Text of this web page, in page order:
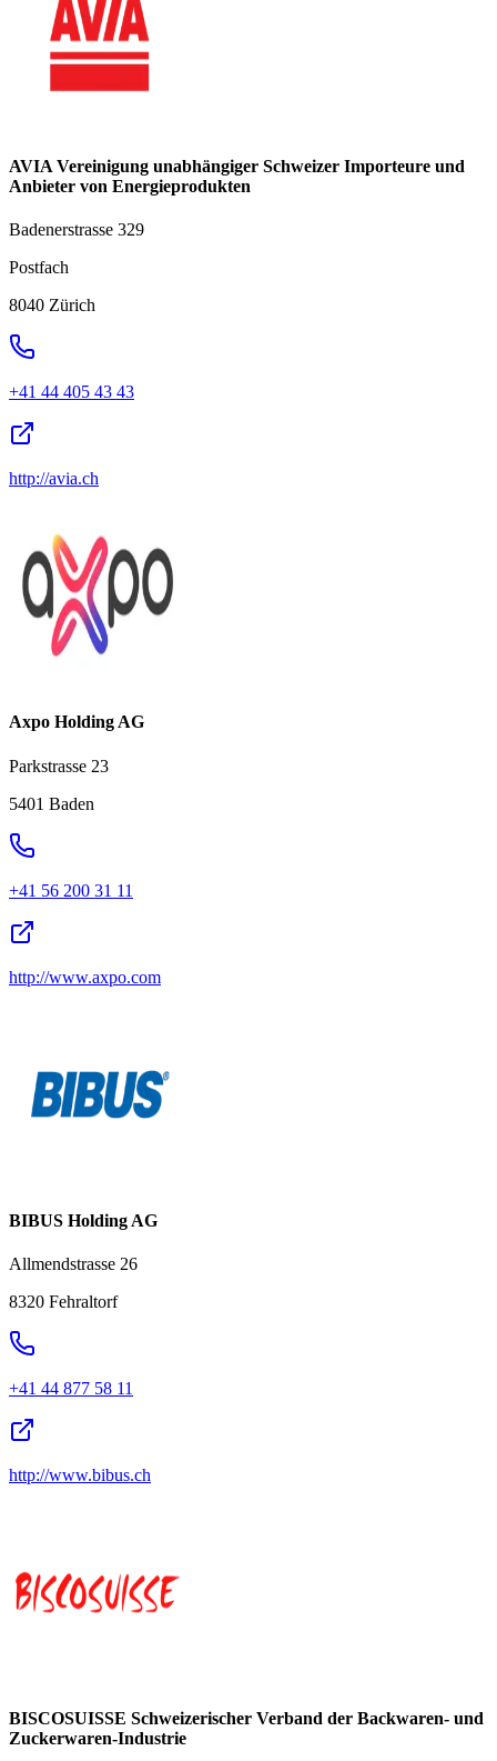
AVIA Vereinigung unabhängiger Schweizer Importeure und
Anbieter von Energieprodukten
Badenerstrasse 329
Postfach
8040 Zürich
+41 44 405 43 43
http://avia.ch
Axpo Holding AG
Parkstrasse 23
5401 Baden
+41 56 200 31 11
http://www.axpo.com
BIBUS Holding AG
Allmendstrasse 26
8320 Fehraltorf
+41 44 877 58 11
http://www.bibus.ch
BISCOSUISSE Schweizerischer Verband der Backwaren- und
Zuckerwaren-Industrie